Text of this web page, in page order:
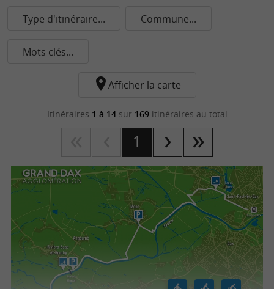
Type d'itinéraire... Commune...
Mots clés...
Afficher la carte
Itinéraires 1 à 14sur 169itinéraires au total
1